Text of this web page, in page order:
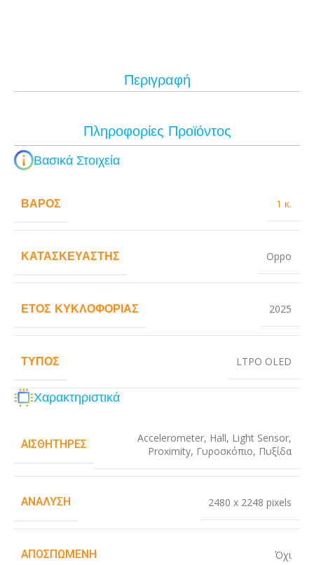
Περιγραφή
Πληροφορίες Προϊόντος
Βασικά Στοιχεία
ΒΆΡΟΣ 1 κ.
ΚΑΤΑΣΚΕΥΑΣΤΉΣ Oppo
ΈΤΟΣ ΚΥΚΛΟΦΟΡΊΑΣ 2025
ΤΎΠΟΣ LTPO OLED
Χαρακτηριστικά
ΑΙΣΘΗΤΉΡΕΣ Accelerometer, Hall, Light Sensor,
Proximity, Γυροσκόπιο, Πυξίδα
ΑΝΆΛΥΣΗ 2480 x 2248 pixels
ΑΠΟΣΠΏΜΕΝΗ Όχι